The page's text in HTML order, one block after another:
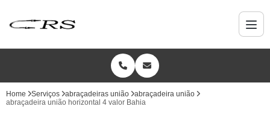
Home Serviços abraçadeiras união
abraçadeira união
abraçadeira união horizontal 4 valor Bahia